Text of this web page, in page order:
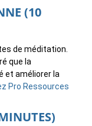
(10
de méditation.
que la
et améliorer la
Pro Ressources